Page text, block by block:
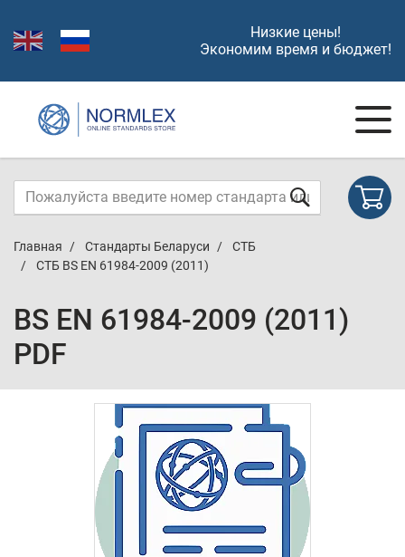
Низкие цены!
Экономим время и бюджет!
Главная Стандарты Беларуси
СТБ
СТБ BS EN 61984-2009 (2011)
BS EN 61984-2009 (2011)
PDF